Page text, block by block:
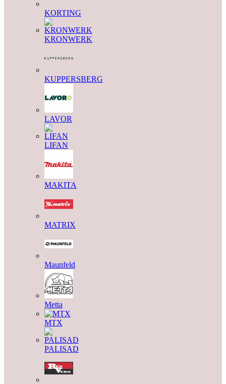
KORTING
KRONWERK
KUPPERSBERG
LAVOR
LIFAN
MAKITA
MATRIX
Maunfeld
Metta
MTX
PALISAD